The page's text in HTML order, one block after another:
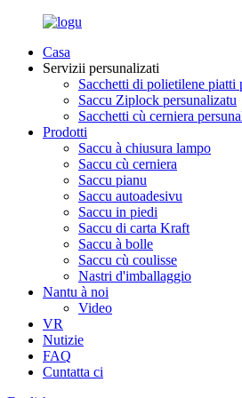
Casa
Servizii persunalizati
Sacchetti di polietilene piatti
Saccu Ziplock persunalizatu
Sacchetti cù cerniera
Prodotti
Saccu à chiusura lampo
Saccu cù cerniera
Saccu pianu
Saccu autoadesivu
Saccu in piedi
Saccu di carta Kraft
Saccu à bolle
Saccu cù coulisse
Nastri d'imballaggio
Nantu à noi
Video
VR
Nutizie
FAQ
Cuntatta ci